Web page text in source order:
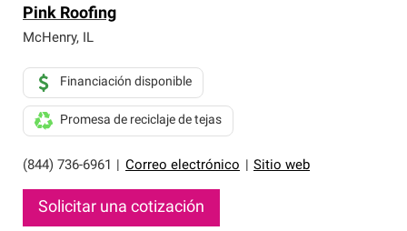
Pink Roofing
McHenry, IL
(844) 736-6961 Correo electrónico Sitio web
Financiación disponible
Promesa de reciclaje de tejas
Solicitar una cotización